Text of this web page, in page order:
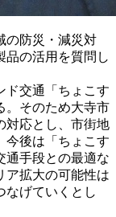
の防災・減災対
品の活用を質問し
ド交通「ちょこす
。そのため大寺市
対応とし、市街地
今後は「ちょこす
通手段との最適な
ア拡大の可能性は
なげていくとし